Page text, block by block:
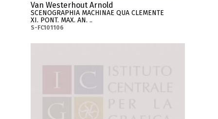
Van Westerhout Arnold
SCENOGRAPHIA MACHINAE QUA CLEMENTE
XI. PONT. MAX. AN. ..
S-FC101106